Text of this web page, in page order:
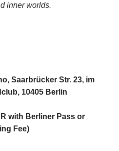
inner worlds.
Saarbrücker Str. 23, im
10405 Berlin
with Berliner Pass or
Fee)